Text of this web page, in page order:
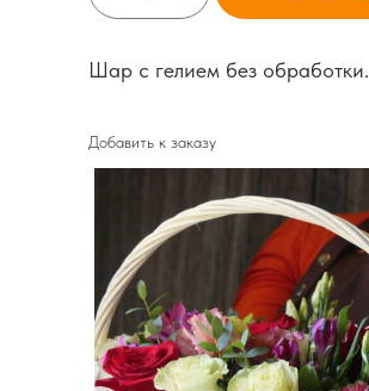
Шар с гелием без обработки.
Добавить к заказу